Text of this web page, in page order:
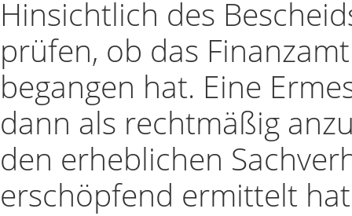
Hinsichtlich des
prüfen, ob das
begangen hat. Eine
dann als rechtmäßig
den erheblichen
erschöpfend ermittelt